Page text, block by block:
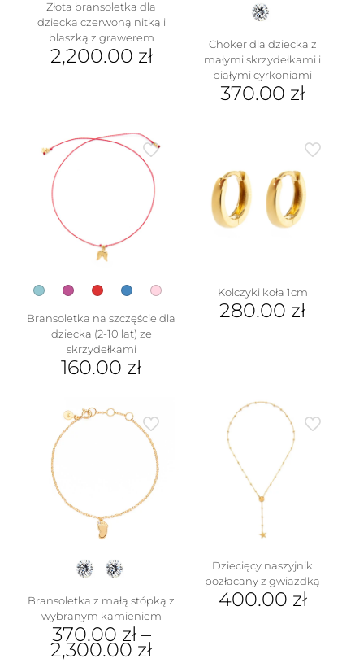
Złota bransoletka dla
dziecka czerwoną nitką i
blaszką z grawerem
2,200.00 zł
Choker dla dziecka z
małymi skrzydełkami i
białymi cyrkoniami
370.00 zł
Bransoletka na szczęście dla
dziecka (2-10 lat) ze
skrzydełkami
160.00 zł
ma
wariantów.
stronie
produktu
Kolczyki koła 1cm
280.00 zł
Bransoletka z małą stópką z
wybranym kamieniem
370.00 zł–
2,300.00 zł
Dziecięcy naszyjnik
pozłacany z gwiazdką
400.00 zł